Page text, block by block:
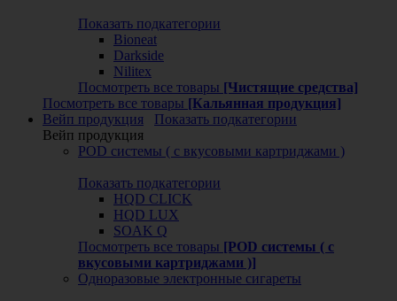
Показать подкатегории
Bioneat
Darkside
Nilitex
Посмотреть все товары [Чистящие средства]
Посмотреть все товары [Кальянная продукция]
Вейп продукция
Показать подкатегории
Вейп продукция
POD системы ( с вкусовыми картриджами )
Показать подкатегории
HQD CLICK
HQD LUX
SOAK Q
Посмотреть все товары [POD системы ( с
вкусовыми картриджами )]
Одноразовые электронные сигареты